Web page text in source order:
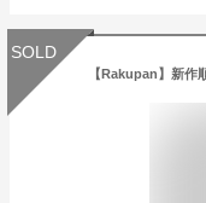
SOLD